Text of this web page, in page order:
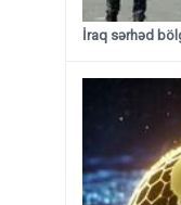
İraq sərhəd